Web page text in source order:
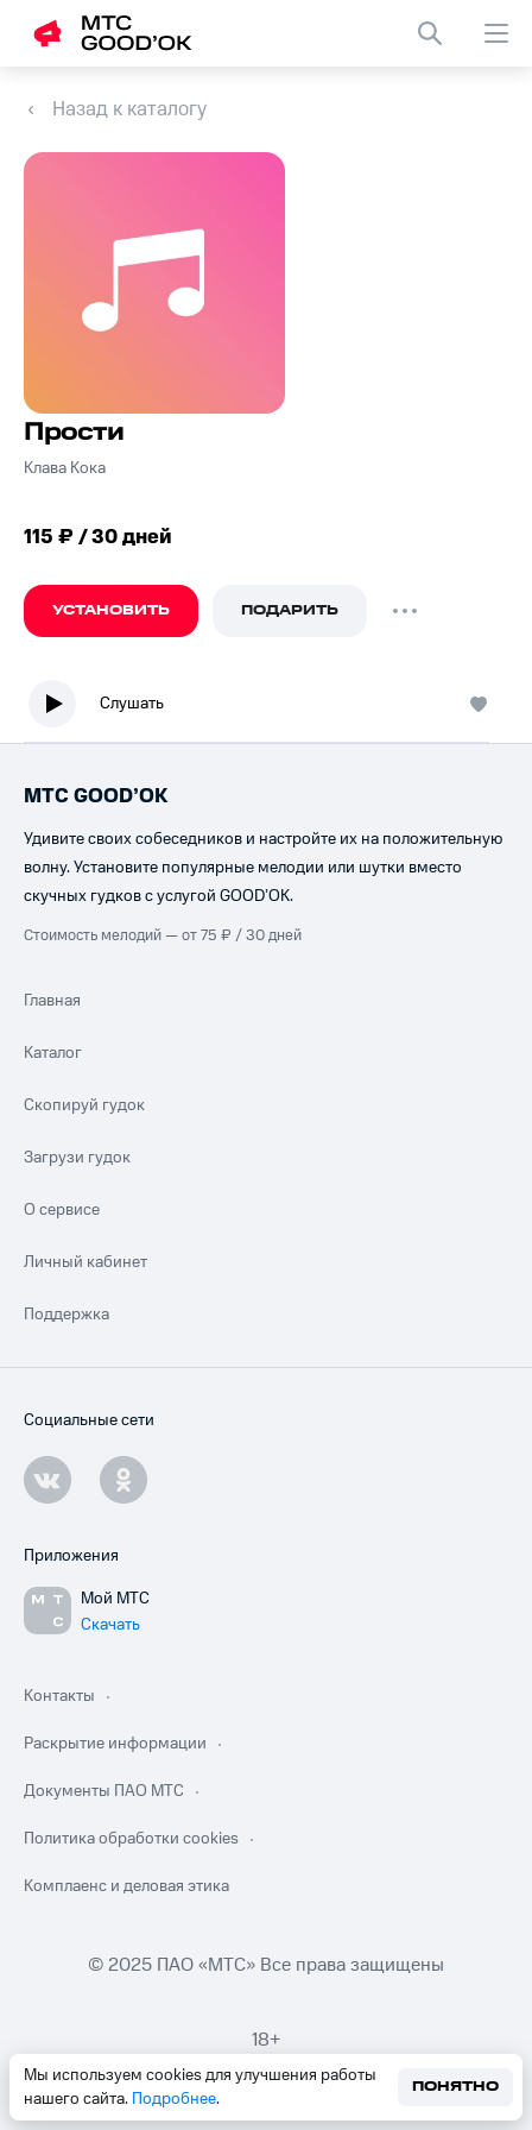
Назад к каталогу
Прости
Клава Кока
115 ₽ / 30 дней
УСТАНОВИТЬ ПОДАРИТЬ
Слушать
Мы используем cookies для улучшения работы
нашего сайта. Подробнее.
ПОНЯТНО
МТС GOOD’OK
Удивите своих собеседников и настройте их на положительную
волну. Установите популярные мелодии или шутки вместо
скучных гудков с услугой GOOD’OK.
Стоимость мелодий — от 75 ₽ / 30 дней
Главная
Каталог
Скопируй гудок
Загрузи гудок
О сервисе
Личный кабинет
Поддержка
Социальные сети
Приложения
Мой МТС
Скачать
Контакты
Раскрытие информации
Документы ПАО МТС
Политика обработки cookies
Комплаенс и деловая этика
© 2025 ПАО «МТС» Все права защищены
18+